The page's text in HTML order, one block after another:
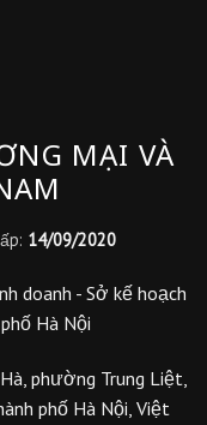
MẠI VÀ
14/09/2020
doanh - Sở kế hoạch
Hà Nội
phường Trung Liệt,
phố Hà Nội, Việt